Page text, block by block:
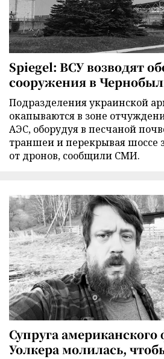
Spiegel: ВСУ возводят
сооружения в
Подразделения украинской
окапываются в зоне
АЭС, оборудуя в песчаной
траншеи и перекрывая
от дронов, сообщили СМИ.
Супруга
Уолкера молилась,